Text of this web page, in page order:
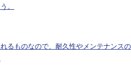
。
るものなので、耐久性やメンテナンスの